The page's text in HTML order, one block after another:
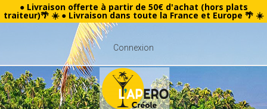
● Livraison offerte à partir de 50€ d'achat (hors plats
traiteur)🌴 ☀️ ● Livraison dans toute la France et Europe 🌴 ☀️
Connexion